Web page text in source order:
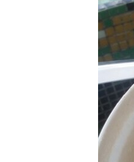
УКРАЇНСЬКА ПРОБЛЕМА КРИМУ